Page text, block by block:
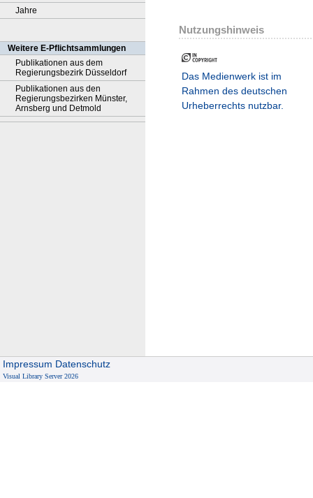
Jahre
Weitere E-Pflichtsammlungen
Publikationen aus dem
Regierungsbezirk Düsseldorf
Publikationen aus den
Regierungsbezirken Münster,
Arnsberg und Detmold
Nutzungshinweis
Das Medienwerk ist im
Rahmen des deutschen
Urheberrechts nutzbar.
Impressum Datenschutz
Visual Library Server 2026